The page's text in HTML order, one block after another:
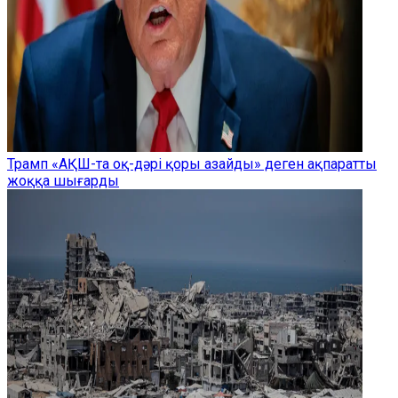
Трамп «АҚШ-та оқ-дәрі қоры азайды» деген ақпаратты
жоққа шығарды